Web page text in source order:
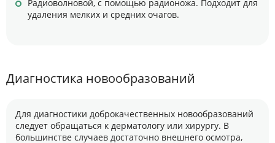
Радиоволновой, с помощью радионожа. Подходит для
удаления мелких и средних очагов.
Диагностика новообразований
Для диагностики доброкачественных новообразований
следует обращаться к дерматологу или хирургу. В
большинстве случаев достаточно внешнего осмотра,